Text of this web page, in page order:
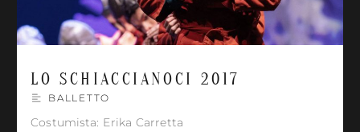
LO SCHIACCIANOCI 2017
BALLETTO
Costumista: Erika Carretta